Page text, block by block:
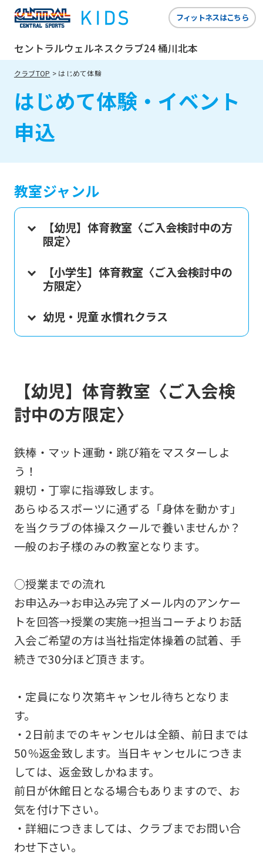
セントラルウェルネスクラブ24 桶川北本
フィットネスはこちら
クラブTOP はじめて体験
はじめて体験・イベント
申込
教室ジャンル
【幼児】体育教室〈ご入会検討中の方
限定〉
【小学生】体育教室〈ご入会検討中の
方限定〉
幼児・児童 水慣れクラス
【幼児】体育教室〈ご入会検
討中の方限定〉
鉄棒・マット運動・跳び箱をマスターしよ
う！
親切・丁寧に指導致します。
あらゆるスポーツに通ずる「身体を動かす」
を当クラブの体操スクールで養いませんか？
一般のお子様のみの教室となります。
○授業までの流れ
お申込み→お申込み完了メール内のアンケー
トを回答→授業の実施→担当コーチよりお話
入会ご希望の方は当社指定体操着の試着、手
続きで30分ほど頂きます。
・定員になり次第キャンセル待ちとなりま
す。
・2日前までのキャンセルは全額、前日までは
50％返金致します。当日キャンセルにつきま
しては、返金致しかねます。
前日が休館日となる場合もありますので、お
気を付け下さい。
・詳細につきましては、クラブまでお問い合
わせ下さい。